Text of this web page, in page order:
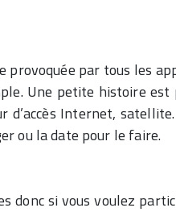
par tous les
Une petite histoire
Internet,
ou la date pour le faire.
donc si vous voulez